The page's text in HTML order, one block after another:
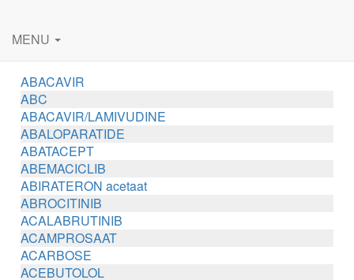
MENU
ABACAVIR
ABC
ABACAVIR/LAMIVUDINE
ABALOPARATIDE
ABATACEPT
ABEMACICLIB
ABIRATERON acetaat
ABROCITINIB
ACALABRUTINIB
ACAMPROSAAT
ACARBOSE
ACEBUTOLOL